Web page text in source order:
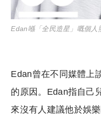
Edan喺「全民造星」嘅個人
Edan曾在不同媒體上
的原因。Edan指自己
來沒有人建議他於娛